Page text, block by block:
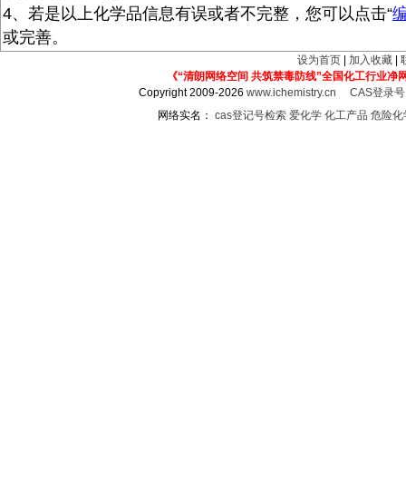
4、若是以上化学品信息有误或者不完整，您可以点击“
或完善。
设为首页 加入收藏
《“清朗网络空间 共筑禁毒防线”全国化工行业净
Copyright 2009-2026www.ichemistry.cn
CAS登录
网络实名： cas登记号检索 爱化学 化工产品 危险化